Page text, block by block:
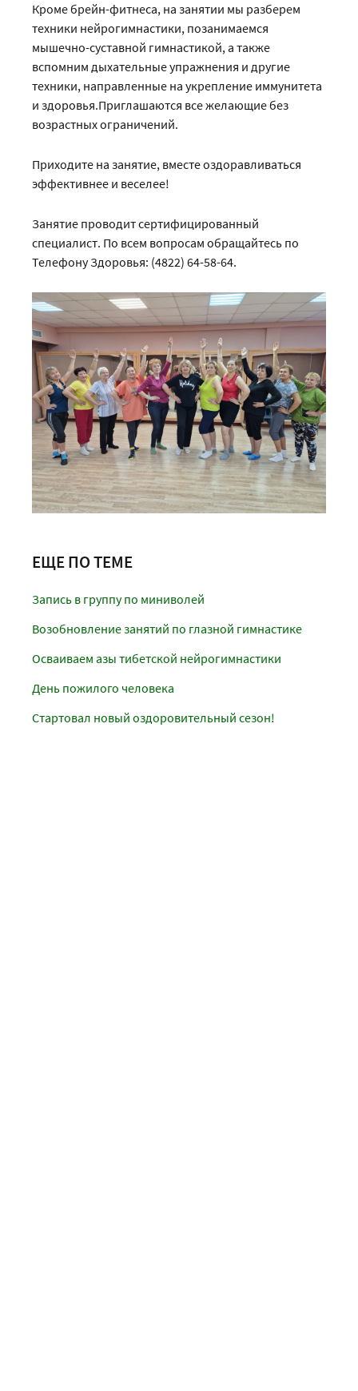
Кроме брейн-фитнеса, на занятии мы разберем
техники нейрогимнастики, позанимаемся
мышечно-суставной гимнастикой, а также
вспомним дыхательные упражнения и другие
техники, направленные на укрепление иммунитета
и здоровья.Приглашаются все желающие без
возрастных ограничений.
Приходите на занятие, вместе оздоравливаться
эффективнее и веселее!
Занятие проводит сертифицированный
специалист. По всем вопросам обращайтесь по
Телефону Здоровья: (4822) 64-58-64.
ЕЩЕ ПО ТЕМЕ
Запись в группу по миниволей
Возобновление занятий по глазной гимнастике
Осваиваем азы тибетской нейрогимнастики
День пожилого человека
Стартовал новый оздоровительный сезон!